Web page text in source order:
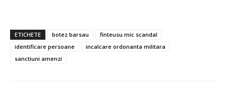
ETICHETE botez barsau
finteusu mic scandal
identificare persoane
incalcare ordonanta militara
sanctiuni amenzi